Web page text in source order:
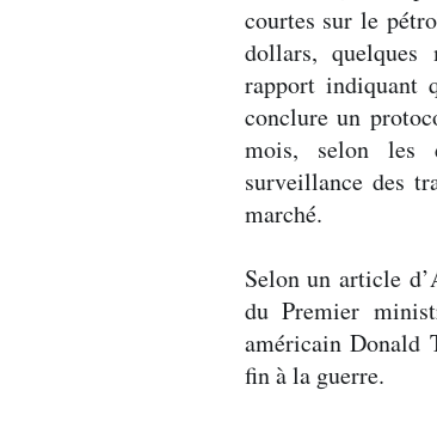
courtes sur le
dollars,
rapport indiquant
conclure un
mois, selon les
surveillance des
marché.
Selon un article
du Premier
américain Donald
fin à la guerre.